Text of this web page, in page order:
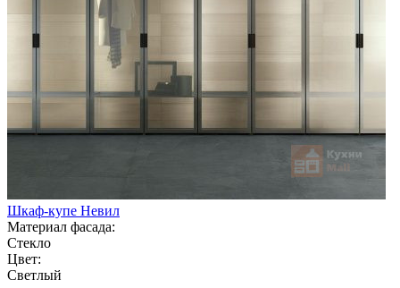
Шкаф-купе Невил
Материал фасада:
Стекло
Цвет:
Светлый